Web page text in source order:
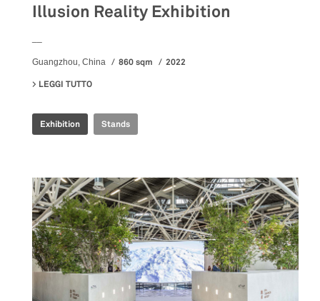
Illusion Reality Exhibition
Guangzhou, China 860 sqm
2022
LEGGI TUTTO
Exhibition Stands